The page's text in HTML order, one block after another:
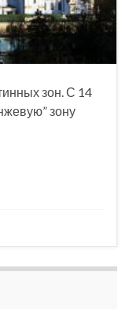
зон. С 14
зону